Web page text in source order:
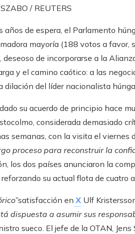
/ REUTERS
años de espera, el Parlamento
mayoría (188 votos a
deseoso de incorporarse a la
y el camino caótico: a las
dilación del líder nacionalista
su acuerdo de principio hace
considerada demasiado
semanas, con la visita el viernes
proceso para reconstruir la
los dos países anunciaron la
su actual flota de cuatro
satisfacción en X Ulf
dispuesta a asumir sus
sueco. El jefe de la OTAN,